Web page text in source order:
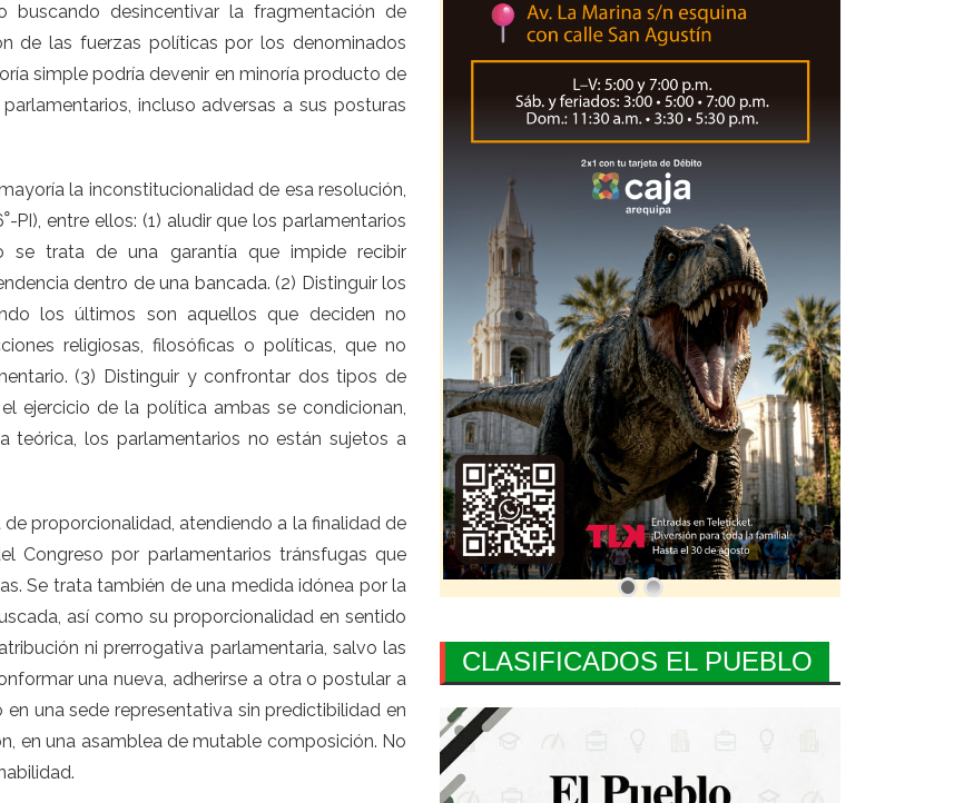
desincentivar la fragmentación de
de las fuerzas políticas por los denominados
simple podría devenir en minoría producto de
incluso adversas a sus posturas
la inconstitucionalidad de esa resolución,
se trata de una garantía que impide recibir
dentro de una bancada. (2) Distinguir los
los últimos son aquellos que deciden no
religiosas, filosóficas o políticas, que no
(3) Distinguir y confrontar dos tipos de
ejercicio de la política ambas se condicionan,
teórica, los parlamentarios no están sujetos a
proporcionalidad, atendiendo a la finalidad de
Congreso por parlamentarios tránsfugas que
Se trata también de una medida idónea por la
así como su proporcionalidad en sentido
ni prerrogativa parlamentaria, salvo las
una nueva, adherirse a otra o postular a
una sede representativa sin predictibilidad en
en una asamblea de mutable composición. No
CLASIFICADOS EL PUEBLO